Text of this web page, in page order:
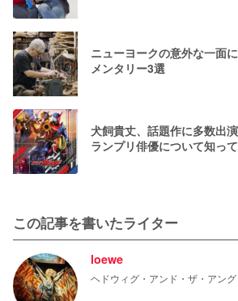
ニューヨークの意外な一面
メンタリー3選
犬飼貴丈、話題作に多数出
ランプリ俳優について知っ
この記事を書いたライター
loewe
ヘドウィグ・アンド・ザ・アング